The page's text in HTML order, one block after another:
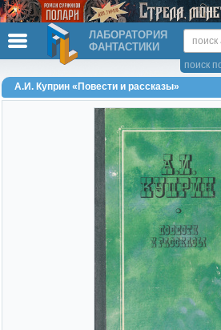
ЛАБОРАТОРИЯ
ФАНТАСТИКИ
поиск
А.И. Куприн «Повести и рассказы»